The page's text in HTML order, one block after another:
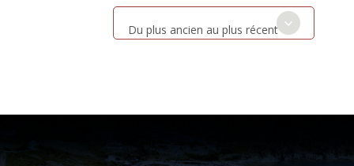
Du plus ancien au plus récent